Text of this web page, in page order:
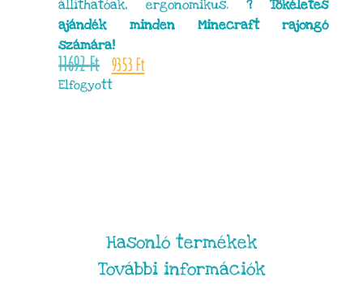
állíthatóak, ergonomikus.? Tökéletes
ajándék minden Minecraft rajongó
számára!
11692Ft 9353Ft
Elfogyott
Hasonló termékek
További információk